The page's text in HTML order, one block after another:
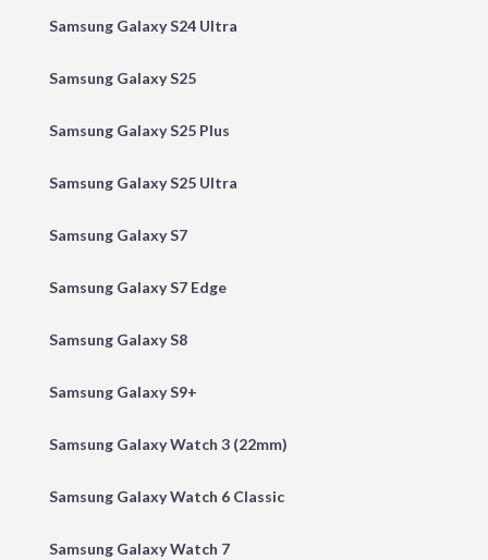
Samsung Galaxy S24 Ultra
Samsung Galaxy S25
Samsung Galaxy S25 Plus
Samsung Galaxy S25 Ultra
Samsung Galaxy S7
Samsung Galaxy S7 Edge
Samsung Galaxy S8
Samsung Galaxy S9+
Samsung Galaxy Watch 3 (22mm)
Samsung Galaxy Watch 6 Classic
Samsung Galaxy Watch 7